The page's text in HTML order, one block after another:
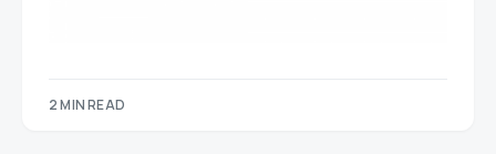
2 MIN READ